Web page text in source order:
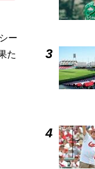
ー
た